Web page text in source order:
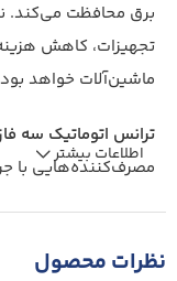
برق محافظت می‌کند.
تجهیزات، کاهش
ماشین‌آلات خواهد
ترانس اتوماتیک سه فاز 30000 ولت آمپر
مصرف‌کننده‌هایی با
انواع دستگاه‌های
اطلاعات بیشتر
نظرات محصول